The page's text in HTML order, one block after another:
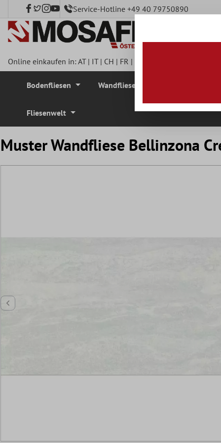
springen Service-Hotline +49 40 79750890
Online einkaufen in:AT| IT| CH | FR |
Bodenfliesen Wandfliesen
Fliesenwelt
Muster Wandfliese Bellinzona